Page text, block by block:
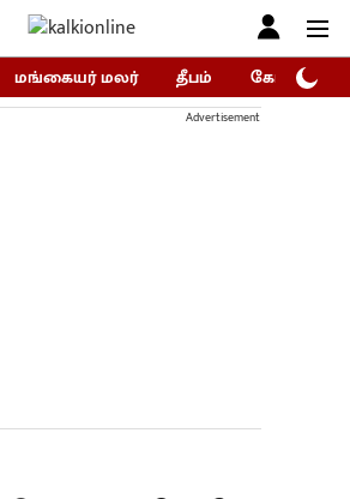
மங்கையர் மலர் தீபம் கோகுலம்/
Advertisement